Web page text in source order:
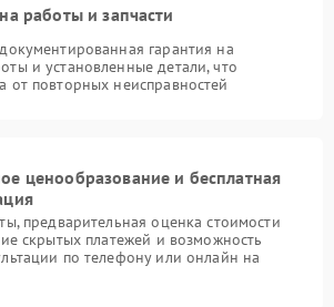
работы и запчасти
гарантия на
и установленные детали, что
от повторных неисправностей
ценообразование и бесплатная
предварительная оценка стоимости
скрытых платежей и возможность
по телефону или онлайн на